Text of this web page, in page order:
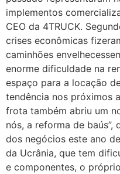
implementos
CEO da 4TRUCK.
crises econômicas
caminhões
enorme dificuldade na
espaço para a locação
tendência nos próximos
frota também abriu um
nós, a reforma de baús”,
dos negócios este ano
da Ucrânia, que tem
e componentes, o